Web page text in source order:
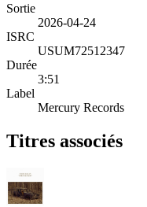
Sortie
2026-04-24
ISRC
USUM72512347
Durée
3:51
Label
Mercury Records
Titres associés